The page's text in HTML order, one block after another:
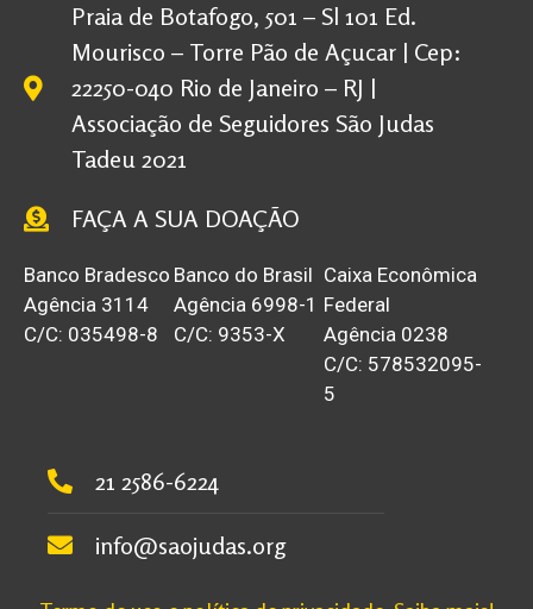
Praia de Botafogo, 501 – Sl 101 Ed.
Mourisco – Torre Pão de Açucar | Cep:
22250-040 Rio de Janeiro – RJ |
Associação de Seguidores São Judas
Tadeu 2021
FAÇA A SUA DOAÇÃO
Banco Bradesco
Agência 3114
C/C: 035498-8
Banco do Brasil
Agência 6998-1
C/C: 9353-X
Caixa Econômica
Federal
Agência 0238
C/C: 578532095-
5
21 2586-6224
info@saojudas.org